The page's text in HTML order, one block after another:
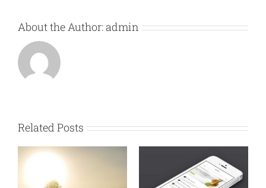
About the Author:admin
Related Posts